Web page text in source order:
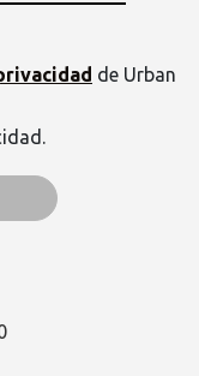
de Urban